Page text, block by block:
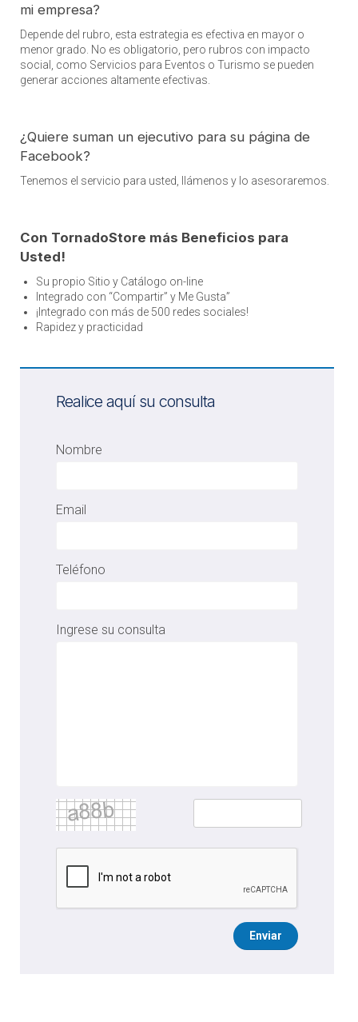
mi empresa?
Depende del rubro, esta estrategia es efectiva en mayor o
menor grado. No es obligatorio, pero rubros con impacto
social, como Servicios para Eventos o Turismo se pueden
generar acciones altamente efectivas.
¿Quiere suman un ejecutivo para su página de
Facebook?
Tenemos el servicio para usted, llámenos y lo asesoraremos.
Con TornadoStore más Beneficios para
Usted!
Su propio Sitio y Catálogo on-line
Integrado con “Compartir” y Me Gusta”
¡Integrado con más de 500 redes sociales!
Rapidez y practicidad
Realice aquí su consulta
Nombre
Email
Teléfono
Ingrese su consulta
Enviar